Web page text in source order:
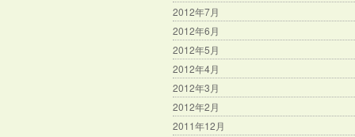
2012年7月
2012年6月
2012年5月
2012年4月
2012年3月
2012年2月
2011年12月